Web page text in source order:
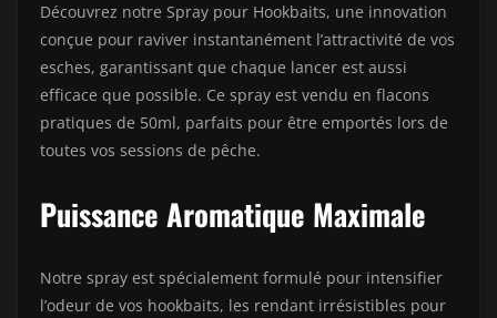
Découvrez notre Spray pour Hookbaits, une innovation
conçue pour raviver instantanément l’attractivité de vos
esches, garantissant que chaque lancer est aussi
efficace que possible. Ce spray est vendu en flacons
pratiques de 50ml, parfaits pour être emportés lors de
toutes vos sessions de pêche.
Puissance Aromatique Maximale
Notre spray est spécialement formulé pour intensifier
l’odeur de vos hookbaits, les rendant irrésistibles pour